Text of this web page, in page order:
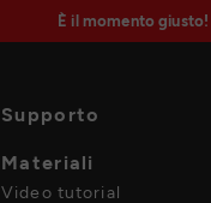
È il momento giusto!
Supporto
Materiali
Video tutorial